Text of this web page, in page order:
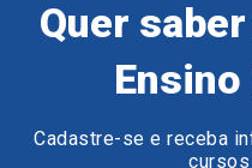
Quer
Cadastre-se e receba